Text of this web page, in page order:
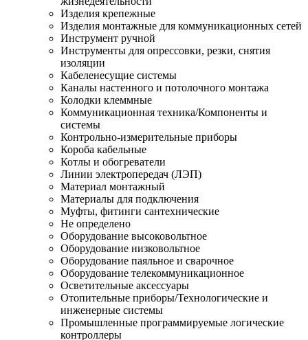
Изделия крепежные
Изделия монтажные для коммуникационных сетей
Инструмент ручной
Инструменты для опрессовки, резки, снятия
изоляции
Кабеленесущие системы
Каналы настенного и потолочного монтажа
Колодки клеммные
Коммуникационная техника/Компоненты и
системы
Контрольно-измерительные приборы
Короба кабельные
Котлы и обогреватели
Линии электропередач (ЛЭП)
Материал монтажный
Материалы для подключения
Муфты, фитинги сантехнические
Не определено
Оборудование высоковольтное
Оборудование низковольтное
Оборудование паяльное и сварочное
Оборудование телекоммуникационное
Осветительные аксессуары
Отопительные приборы/Технологические и
инженерные системы
Промышленные программируемые логические
контроллеры